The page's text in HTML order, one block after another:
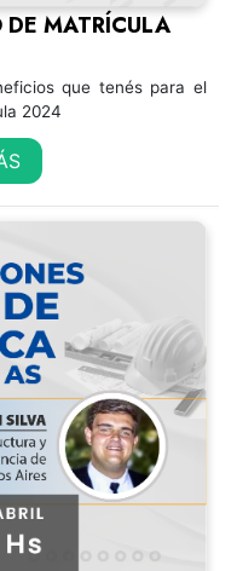
DE MATRÍCULA
que tenés para el
2024